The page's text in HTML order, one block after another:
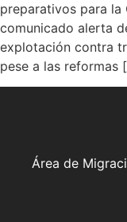
preparativos para la
comunicado alerta
explotación contra
pese a las reformas
Área de